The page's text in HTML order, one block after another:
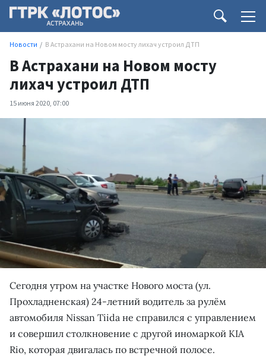
Новости В Астрахани на Новом мосту лихач устроил ДТП
В Астрахани на Новом мосту
лихач устроил ДТП
15 июня 2020, 07:00
Сегодня утром на участке Нового моста (ул.
Прохладненская) 24-летний водитель за рулём
автомобиля Nissan Tiida не справился с управлением
и совершил столкновение с другой иномаркой KIA
Rio, которая двигалась по встречной полосе.